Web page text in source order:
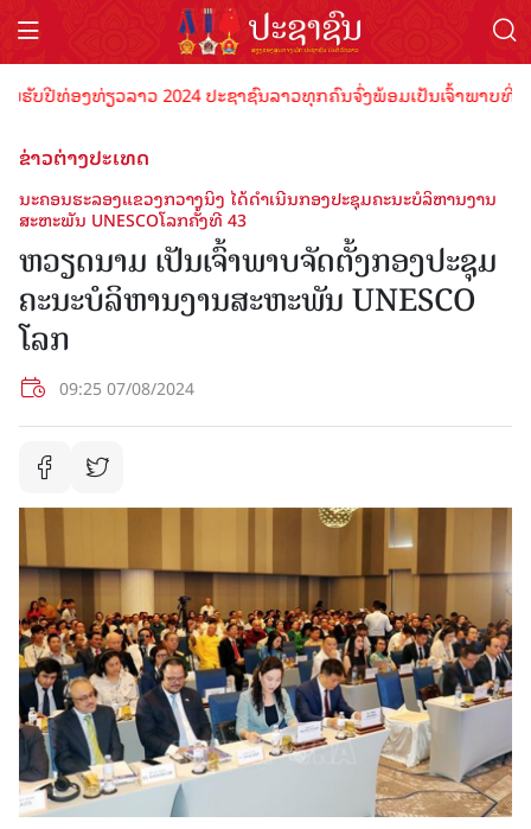
ບປີທ່ອງທ່ຽວລາວ 2024 ປະຊາຊົນລາວທຸກຄົນຈົ່ງພ້ອມເປັນເຈົ້າພາບທີ່ດີ
ຂ່າວຕ່າງປະເທດ
ນະຄອນຮະລອງແຂວງກວາງນິງ ໄດ້ດຳເນີນກອງປະຊຸມຄະນະບໍລິຫານງານ
ສະຫະພັນ UNESCOໂລກຄັ້ງທີ 43
ຫວຽດນາມ ເປັນເຈົ້າພາບຈັດຕັ້ງກອງປະຊຸມ
ຄະນະບໍລິຫານງານສະຫະພັນ UNESCO
ໂລກ
09:25 07/08/2024